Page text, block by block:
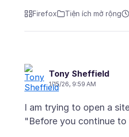
Firefox Tiện ích mở rộng
Tony Sheffield
1/15/26, 9:59 AM
I am trying to open a